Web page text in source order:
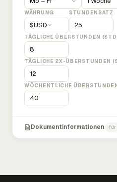
WÄHRUNG
$USD
STUNDENSATZ
TÄGLICHE ÜBERSTUNDEN
TÄGLICHE 2X-ÜBERSTUNDEN
WÖCHENTLICHE
Dokumentinformationen für